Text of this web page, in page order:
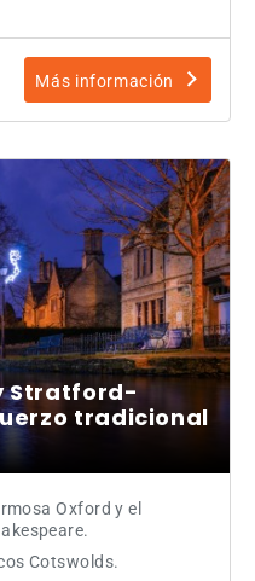
Más información
Stratford-
tradicional
Oxford y el
Cotswolds.